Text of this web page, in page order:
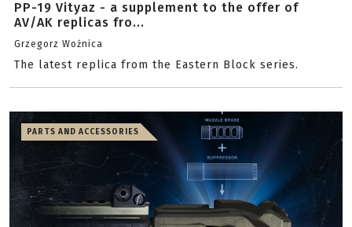
PP-19 Vityaz - a supplement to the offer of
AV/AK replicas fro...
Grzegorz Woźnica
The latest replica from the Eastern Block series.
PARTS AND ACCESSORIES